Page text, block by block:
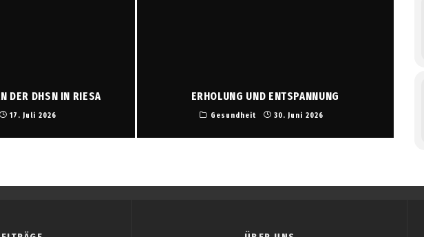
DER DHSN IN RIESA
17. Juli 2026
ERHOLUNG UND ENTSPANNUNG
Gesundheit 30. Juni 2026